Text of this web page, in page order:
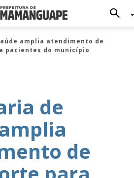
amplia atendimento de
pacientes do município
de
de